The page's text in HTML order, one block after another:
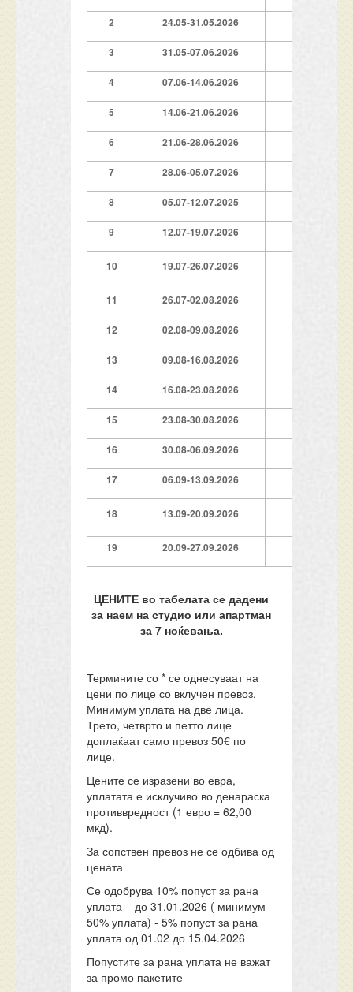
2
24.05-31.05.2026
3
31.05-07.06.2026
4
07.06-14.06.2026
5
14.06-21.06.2026
6
21.06-28.06.2026
7
28.06-05.07.2026
8
05.07-12.07.2025
9
12.07-19.07.2026
10 19.07-26.07.2026
11 26.07-02.08.2026
12
02.08-09.08.2026
13
09.08-16.08.2026
14
16.08-23.08.2026
15
23.08-30.08.2026
16
30.08-06.09.2026
17
06.09-13.09.2026
18 13.09-20.09.2026
19 20.09-27.09.2026
ЦЕНИТЕ во табелата се дадени
за наем на студио или апартман
за 7 ноќевања.
Термините со * се однесуваат на
цени по лице со вклучен превоз.
Минимум уплата на две лица.
Трето, четврто и петто лице
доплаќаат само превоз 50€ по
лице.
Цените се изразени во евра,
уплатата е исклучиво во денараска
противвредност (1 евро = 62,00
мкд).
За сопствен превоз не се одбива од
цената
Се одобрува 10% попуст за рана
уплата – до 31.01.2026 ( минимум
50% уплата) - 5% попуст за рана
уплата од 01.02 до 15.04.2026
Попустите за рана уплата не важат
за промо пакетите